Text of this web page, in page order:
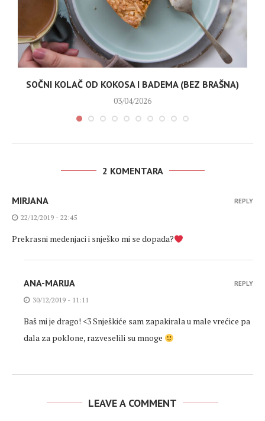
SOČNI KOLAČ OD KOKOSA I BADEMA (BEZ BRAŠNA)
03/04/2026
2 KOMENTARA
MIRJANA
22/12/2019 - 22:45
Prekrasni medenjaci i snješko mi se dopada?
REPLY
ANA-MARIJA
30/12/2019 - 11:11
Baš mi je drago! <3 Snješkiće sam zapakirala u male vrećice pa
dala za poklone, razveselili su mnoge
REPLY
LEAVE A COMMENT